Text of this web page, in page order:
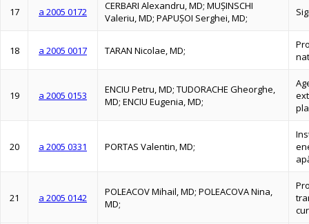
17 a 2005 0172
CERBARI Alexandru, MD; MUŞINSCHI
Valeriu, MD; PAPUŞOI Serghei, MD;
18 a 2005 0017 TARAN Nicolae, MD;
19 a 2005 0153
ENCIU Petru, MD; TUDORACHE Gheorghe,
MD; ENCIU Eugenia, MD;
20 a 2005 0331 PORTAS Valentin, MD;
21 a 2005 0142
POLEACOV Mihail, MD; POLEACOVA Nina,
MD;